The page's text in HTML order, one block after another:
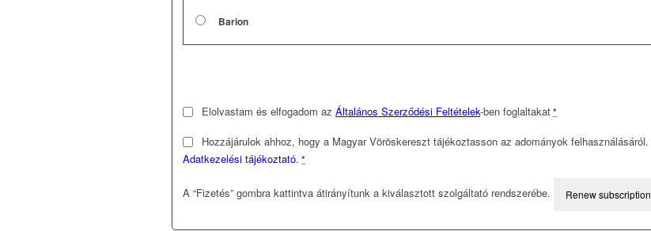
Barion
Elolvastam és elfogadom az Általános Szerződési Feltételek-ben foglaltakat*
Hozzájárulok ahhoz, hogy a Magyar Vöröskereszt tájékoztasson az adományok felhasználásáról.
Adatkezelési tájékoztató. *
A “Fizetés” gombra kattintva átirányítunk a kiválasztott szolgáltató rendszerébe. Renew subscription